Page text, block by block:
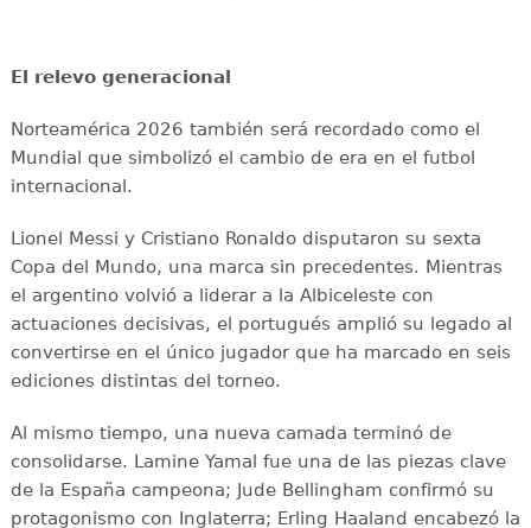
El relevo generacional
Norteamérica 2026 también será recordado como el
Mundial que simbolizó el cambio de era en el futbol
internacional.
Lionel Messi y Cristiano Ronaldo disputaron su sexta
Copa del Mundo, una marca sin precedentes. Mientras
el argentino volvió a liderar a la Albiceleste con
actuaciones decisivas, el portugués amplió su legado al
convertirse en el único jugador que ha marcado en seis
ediciones distintas del torneo.
Al mismo tiempo, una nueva camada terminó de
consolidarse. Lamine Yamal fue una de las piezas clave
de la España campeona; Jude Bellingham confirmó su
protagonismo con Inglaterra; Erling Haaland encabezó la